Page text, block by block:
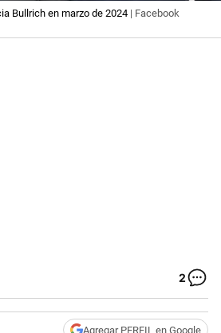
Bullrich en marzo de 2024 | Facebook
2
Agregar PERFIL en Google